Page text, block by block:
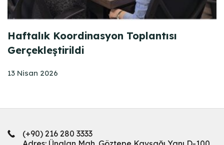
Haftalık Koordinasyon Toplantısı
Gerçekleştirildi
13 Nisan 2026
(+90) 216 280 3333